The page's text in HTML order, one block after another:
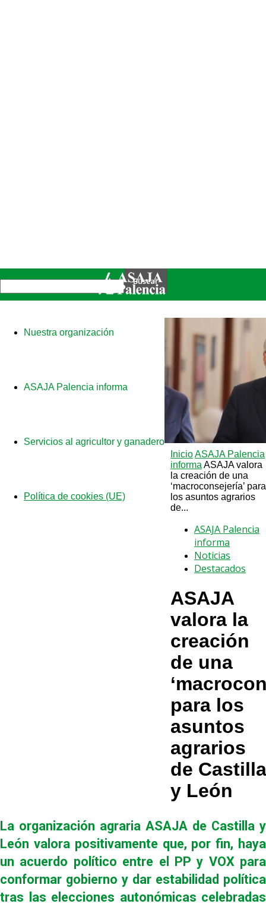
Nuestra organización
ASAJA Palencia informa
Servicios al agricultor y ganadero
Política de cookies (UE)
InicioASAJA Palencia
informa ASAJA valora
la creación de una
‘macroconsejería’ para
los asuntos agrarios
de...
ASAJA Palencia
informa
Noticias
Destacados
ASAJA
valora la
creación
de una
para los
asuntos
agrarios
de Castilla
y León
La organización agraria ASAJA de Castilla y
León valora positivamente que, por fin, haya
un acuerdo político entre el PP y VOX para
conformar gobierno y dar estabilidad política
tras las elecciones autonómicas celebradas